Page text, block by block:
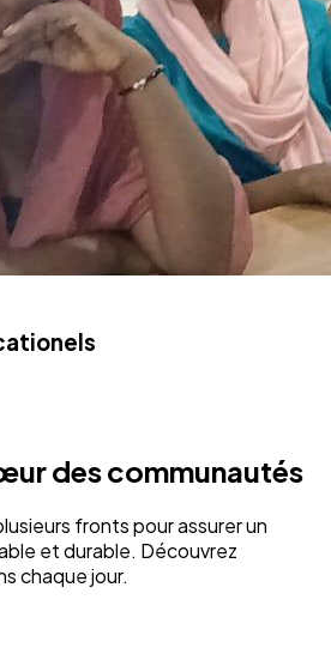
des communautés
fronts pour assurer un
et durable. Découvrez
chaque jour.